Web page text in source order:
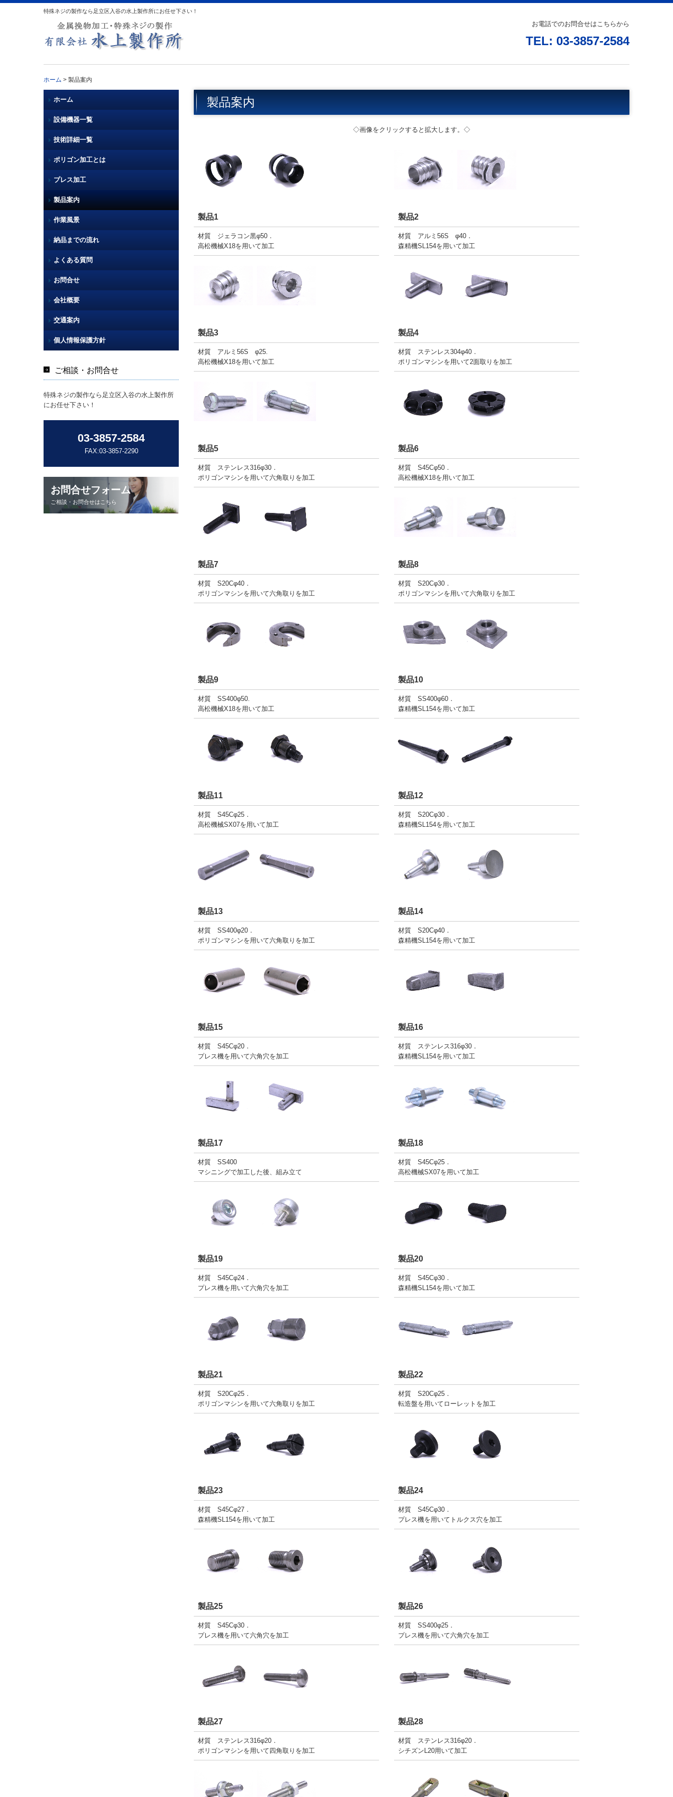
特殊ネジの製作なら足立区入谷の水上製作所にお任せ下さい！
お電話でのお問合せはこちらから
TEL: 03-3857-2584
ホーム 製品案内
ホーム
設備機器一覧
技術詳細一覧
ポリゴン加工とは
プレス加工
製品案内
作業風景
納品までの流れ
よくある質問
お問合せ
会社概要
交通案内
個人情報保護方針
ご相談・お問合せ
特殊ネジの製作なら足立区入谷の水上製作所
にお任せ下さい！
03-3857-2584
FAX:03-3857-2290
お問合せフォーム
ご相談・お問合せはこちら
製品案内
◇画像をクリックすると拡大します。◇
製品1
材質 ジェラコン黒φ50．
高松機械X18を用いて加工
製品2
材質 アルミ56S φ40．
森精機SL154を用いて加工
製品3
材質 アルミ56S φ25.
高松機械X18を用いて加工
製品4
材質 ステンレス304φ40．
ポリゴンマシンを用いて2面取りを加工
製品5
材質 ステンレス316φ30．
ポリゴンマシンを用いて六角取りを加工
製品6
材質 S45Cφ50．
高松機械X18を用いて加工
製品7
材質 S20Cφ40．
ポリゴンマシンを用いて六角取りを加工
製品8
材質 S20Cφ30．
ポリゴンマシンを用いて六角取りを加工
製品9
材質 SS400φ50.
高松機械X18を用いて加工
製品10
材質 SS400φ60．
森精機SL154を用いて加工
製品11
材質 S45Cφ25．
高松機械SX07を用いて加工
製品12
材質 S20Cφ30．
森精機SL154を用いて加工
製品13
材質 SS400φ20．
ポリゴンマシンを用いて六角取りを加工
製品14
材質 S20Cφ40．
森精機SL154を用いて加工
製品15
材質 S45Cφ20．
プレス機を用いて六角穴を加工
製品16
材質 ステンレス316φ30．
森精機SL154を用いて加工
製品17
材質 SS400
マシニングで加工した後、組み立て
製品18
材質 S45Cφ25．
高松機械SX07を用いて加工
製品19
材質 S45Cφ24．
プレス機を用いて六角穴を加工
製品20
材質 S45Cφ30．
森精機SL154を用いて加工
製品21
材質 S20Cφ25．
ポリゴンマシンを用いて六角取りを加工
製品22
材質 S20Cφ25．
転造盤を用いてローレットを加工
製品23
材質 S45Cφ27．
森精機SL154を用いて加工
製品24
材質 S45Cφ30．
プレス機を用いてトルクス穴を加工
製品25
材質 S45Cφ30．
プレス機を用いて六角穴を加工
製品26
材質 SS400φ25．
プレス機を用いて六角穴を加工
製品27
材質 ステンレス316φ20．
ポリゴンマシンを用いて四角取りを加工
製品28
材質 ステンレス316φ20．
シチズンL20用いて加工